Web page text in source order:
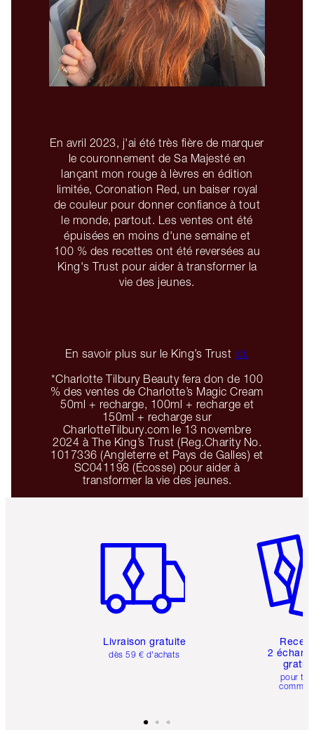
En avril 2023, j'ai été très fière de marquer
le couronnement de Sa Majesté en
lançant mon rouge à lèvres en édition
limitée, Coronation Red, un baiser royal
de couleur pour donner confiance à tout
le monde, partout. Les ventes ont été
épuisées en moins d'une semaine et
100 % des recettes ont été reversées au
King's Trust pour aider à transformer la
vie des jeunes.
En savoir plus sur le King’s Trust ici.
*Charlotte Tilbury Beauty fera don de 100
% des ventes de Charlotte’s Magic Cream
50ml + recharge, 100ml + recharge et
150ml + recharge sur
CharlotteTilbury.com le 13 novembre
2024 à The King’s Trust (Reg.Charity No.
1017336 (Angleterre et Pays de Galles) et
SC041198 (Écosse) pour aider à
transformer la vie des jeunes.
Livraison gratuite
dès 59 € d'achats
2
pour